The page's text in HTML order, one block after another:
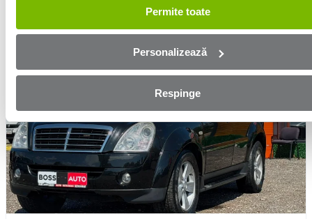
Permite toate
Personalizează
Respinge
Vezi detalii